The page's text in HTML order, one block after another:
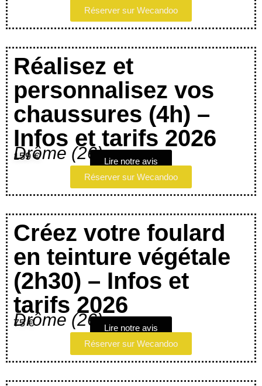
Réserver sur Wecandoo
Réalisez et
personnalisez vos
chaussures (4h) –
Infos et tarifs 2026
Drôme (26)
159 €
Lire notre avis
Réserver sur Wecandoo
Créez votre foulard
en teinture végétale
(2h30) – Infos et
tarifs 2026
Drôme (26)
75 €
Lire notre avis
Réserver sur Wecandoo